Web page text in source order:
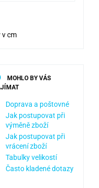
v cm
MOHLO BY VÁS
Doprava a poštovné
Jak postupovat při
výměně zboží
Jak postupovat při
vrácení zboží
Tabulky velikostí
Často kladené dotazy